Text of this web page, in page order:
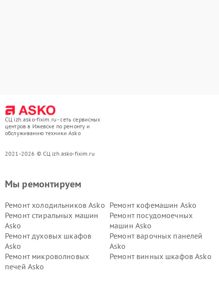
СЦ izh.asko-fixim.ru - сеть сервисных
центров в Ижевске по ремонту и
обслуживанию техники Asko
2021-2026 © СЦ izh.asko-fixim.ru
Мы ремонтируем
Ремонт холодильников Asko Ремонт кофемашин Asko
Ремонт стиральных машин
Asko
Ремонт посудомоечных
машин Asko
Ремонт духовых шкафов
Asko
Ремонт варочных панелей
Asko
Ремонт микроволновых
печей Asko
Ремонт винных шкафов Asko